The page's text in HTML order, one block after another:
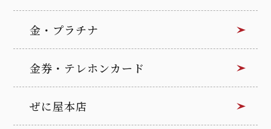
金・プラチナ
金券・テレホンカード
ぜに屋本店